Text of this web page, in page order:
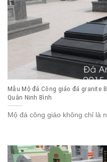
Mẫu Mộ đá Công giáo đá granite
Quân Ninh Bình
Mộ đá công giáo không chỉ là